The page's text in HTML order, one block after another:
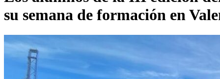
su semana de formación en